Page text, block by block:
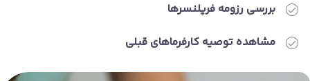
بررسی رزومه فریلنسرها
مشاهده توصیه کارفرماهای قبلی